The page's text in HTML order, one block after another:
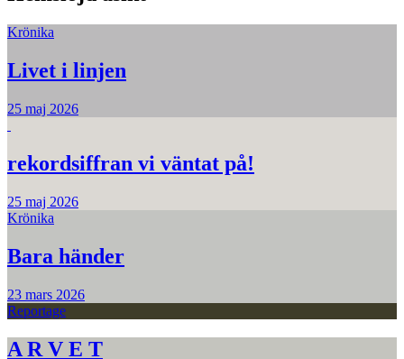
Krönika
Livet i linjen
25 maj 2026
rekordsiffran vi väntat på!
25 maj 2026
Krönika
Bara händer
23 mars 2026
Reportage
A R V E T